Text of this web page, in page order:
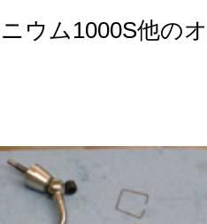
2023.10.26
ウム1000S他の